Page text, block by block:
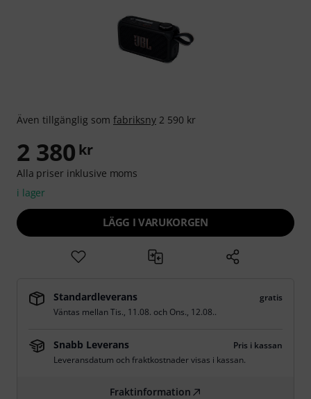
Även tillgänglig som fabriksny 2 590 kr
2 380 kr
Alla priser inklusive moms
i lager
LÄGG I VARUKORGEN
Standardleverans
gratis
Väntas mellanTis., 11.08. och Ons., 12.08..
Snabb Leverans
Pris i kassan
Leveransdatum och fraktkostnader visas i kassan.
Fraktinformation